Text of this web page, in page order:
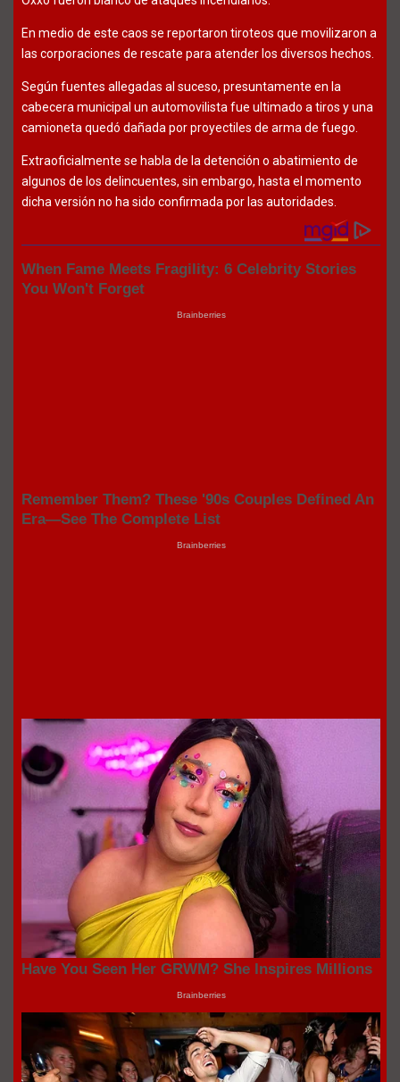
En medio de este caos se reportaron tiroteos que movilizaron a
las corporaciones de rescate para atender los diversos hechos.
Según fuentes allegadas al suceso, presuntamente en la
cabecera municipal un automovilista fue ultimado a tiros y una
camioneta quedó dañada por proyectiles de arma de fuego.
Extraoficialmente se habla de la detención o abatimiento de
algunos de los delincuentes, sin embargo, hasta el momento
dicha versión no ha sido confirmada por las autoridades.